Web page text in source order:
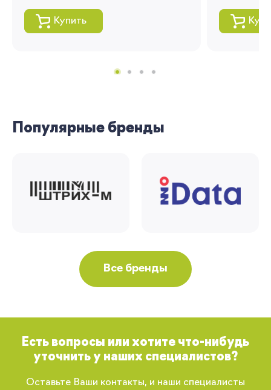
Купить
Популярные бренды
Все бренды
Есть вопросы или хотите что-нибудь
уточнить у наших специалистов?
Оставьте Ваши контакты, и наши специалисты